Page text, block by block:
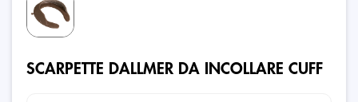
SCARPETTE DALLMER DA INCOLLARE CUFF